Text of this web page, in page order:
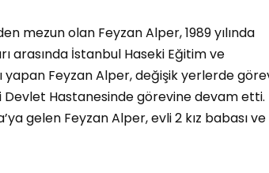
mezun olan Feyzan Alper, 1989 yılında
arasında İstanbul Haseki Eğitim ve
yapan Feyzan Alper, değişik yerlerde
Devlet Hastanesinde görevine devam etti.
gelen Feyzan Alper, evli 2 kız babası ve